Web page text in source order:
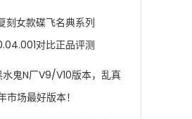
刻女款碟飞名典系列
对比正品评测
鬼N厂V9/V10版本，乱真
场最好版本！